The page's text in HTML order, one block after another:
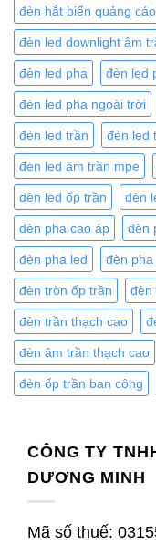
đèn hắt biển quảng cáo
đèn led downlight âm
đèn led pha đèn led
đèn led pha ngoài trời
đèn led trần đèn led
đèn led âm trần mpe
đèn led ốp trần đèn
đèn pha cao áp đèn
đèn pha led đèn
đèn tròn ốp trần đèn
đèn trần thạch cao
đèn âm trần thạch cao
đèn ốp trần ban công
CÔNG TY
DƯƠNG MINH
Mã số thuế: